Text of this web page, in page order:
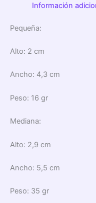
Información
Pequeña:
Alto: 2 cm
Ancho: 4,3 cm
Peso: 16 gr
Mediana:
Alto: 2,9 cm
Ancho: 5,5 cm
Peso: 35 gr